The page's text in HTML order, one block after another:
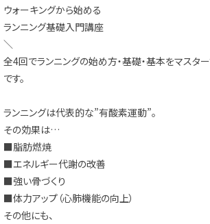
ウォーキングから始める
ランニング基礎入門講座
＼
全4回でランニングの始め方・基礎・基本をマスタ
です。
ランニングは代表的な”有酸素運動”。
その効果は…
■脂肪燃焼
■エネルギー代謝の改善
■強い骨づくり
■体力アップ（心肺機能の向上）
その他にも、